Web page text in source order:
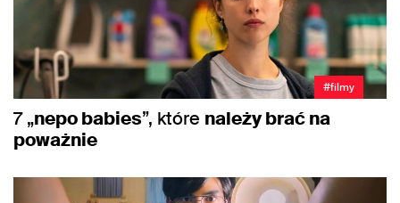
#filmy
7 „nepo babies”, które należy brać na
poważnie